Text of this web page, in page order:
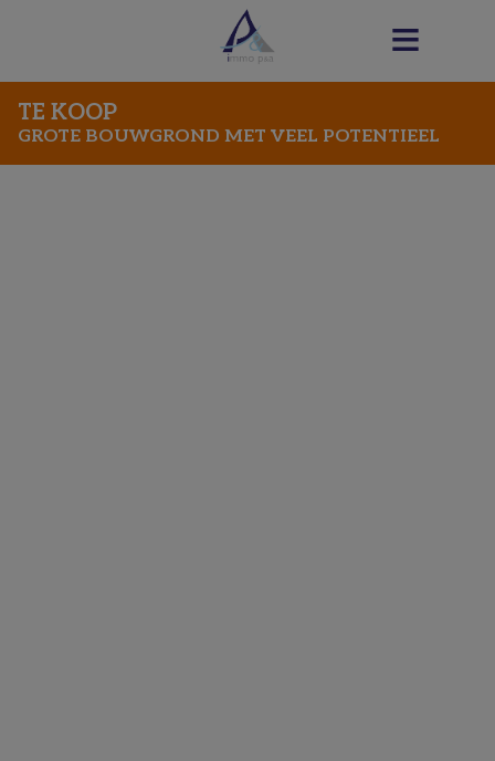
TE KOOP
GROTE BOUWGROND MET VEEL POTENTIEEL